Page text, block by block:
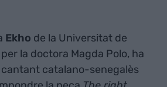
Ekho de la Universitat de
la doctora Magda Polo, ha
catalano-senegalès